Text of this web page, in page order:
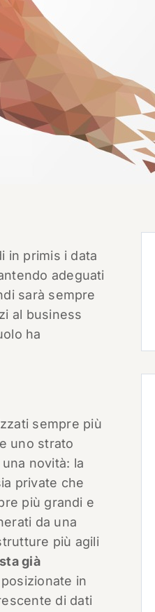
in primis i data
adeguati
sarà sempre
al business
ha
sempre più
uno strato
novità: la
private che
più grandi e
da una
più agili
già
in
di dati